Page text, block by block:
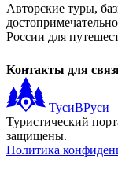
Авторские туры,
России для
Контакты для
ТусиВРуси
Туристический
защищены.
Политика